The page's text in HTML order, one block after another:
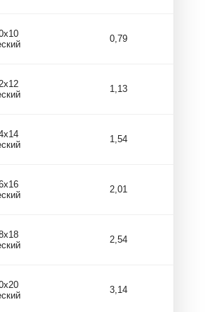
0,79
1,13
1,54
2,01
2,54
3,14